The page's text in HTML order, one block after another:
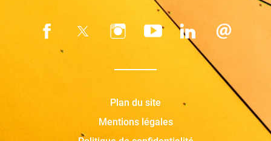
Plan du site
Mentions légales